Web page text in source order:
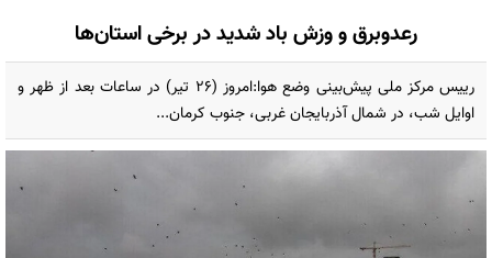
رعدوبرق و وزش باد شدید در برخی استان‌ها
رییس مرکز ملی پیش‌بینی وضع هوا:امروز (۲۶ تیر) در ساعات بعد از ظهر و
اوایل شب، در شمال آذربایجان غربی، جنوب کرمان...